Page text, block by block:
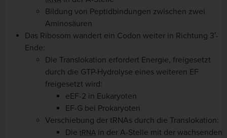
Bildung von Peptidbindungen zwischen zwei
Aminosäuren
Das Ribosom wandert ein Codon weiter in Richtung 3′-
Ende:
Die Translokation erfordert Energie, freigesetzt
durch die GTP-Hydrolyse eines weiteren EF
freigesetzt wird:
eEF-2 in Eukaryoten
EF-G bei Prokaryoten
Verschiebung der tRNAs durch die Translokation:
Die tRNA in der A-Stelle mit der wachsenden